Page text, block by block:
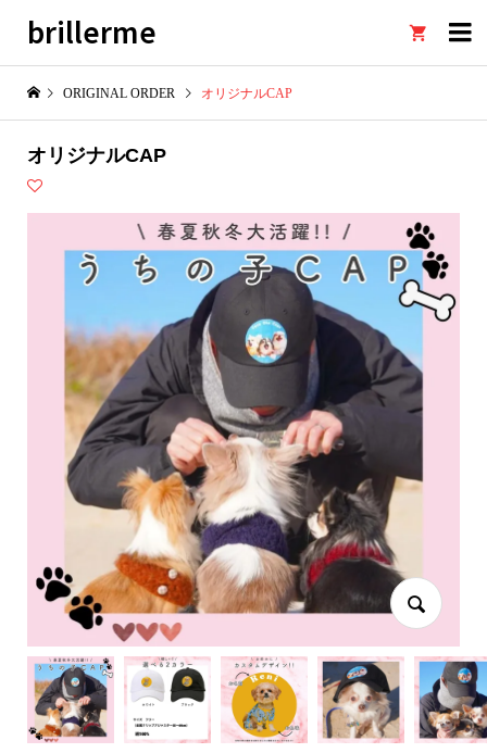
brillerme 
ORIGINAL ORDER オリジナルCAP
オリジナルCAP